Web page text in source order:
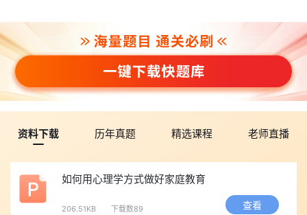
资料下载 历年真题 精选课程 老师直播
如何用心理学方式做好家庭教育
206.51KB 下载数89 查看